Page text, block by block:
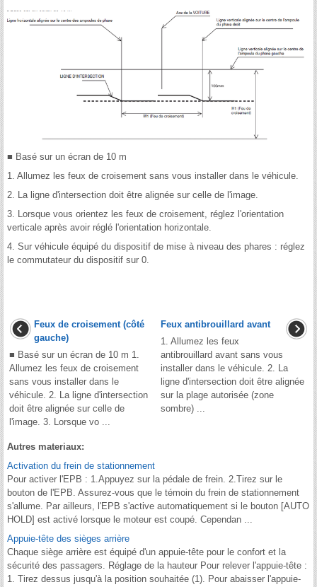
■ Basé sur un écran de 10 m
1. Allumez les feux de croisement sans vous installer dans le véhicule.
2. La ligne d'intersection doit être alignée sur celle de l'image.
3. Lorsque vous orientez les feux de croisement, réglez l'orientation
verticale après avoir réglé l'orientation horizontale.
4. Sur véhicule équipé du dispositif de mise à niveau des phares : réglez
le commutateur du dispositif sur 0.
Feux de croisement (côté
gauche)
■ Basé sur un écran de 10 m 1.
Allumez les feux de croisement
sans vous installer dans le
véhicule. 2. La ligne d'intersection
doit être alignée sur celle de
l'image. 3. Lorsque vo ...
Feux antibrouillard avant
1. Allumez les feux
antibrouillard avant sans vous
installer dans le véhicule. 2. La
ligne d'intersection doit être alignée
sur la plage autorisée (zone
sombre) ...
Autres materiaux:
Activation du frein de stationnement
Pour activer l'EPB : 1.Appuyez sur la pédale de frein. 2.Tirez sur le
bouton de l'EPB. Assurez-vous que le témoin du frein de stationnement
s'allume. Par ailleurs, l'EPB s'active automatiquement si le bouton [AUTO
HOLD] est activé lorsque le moteur est coupé. Cependan ...
Appuie-tête des sièges arrière
Chaque siège arrière est équipé d'un appuie-tête pour le confort et la
sécurité des passagers. Réglage de la hauteur Pour relever l'appuie-tête :
1. Tirez dessus jusqu'à la position souhaitée (1). Pour abaisser l'appuie-